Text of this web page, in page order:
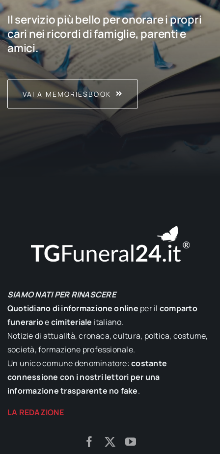
Il servizio più bello per onorare i propri
cari nei ricordi di famiglie, parenti e
amici.
VAI A MEMORIESBOOK
SIAMO NATI PER RINASCERE
Quotidiano di informazione online per il comparto
funerarioecimiteriale italiano.
Notizie di attualità, cronaca, cultura, poltica, costume,
società, formazione professionale.
Un unico comune denominatore:costante
connessione con i nostri lettori per una
informazione trasparente no fake.
LA REDAZIONE